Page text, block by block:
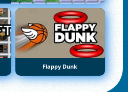
Flappy Dunk